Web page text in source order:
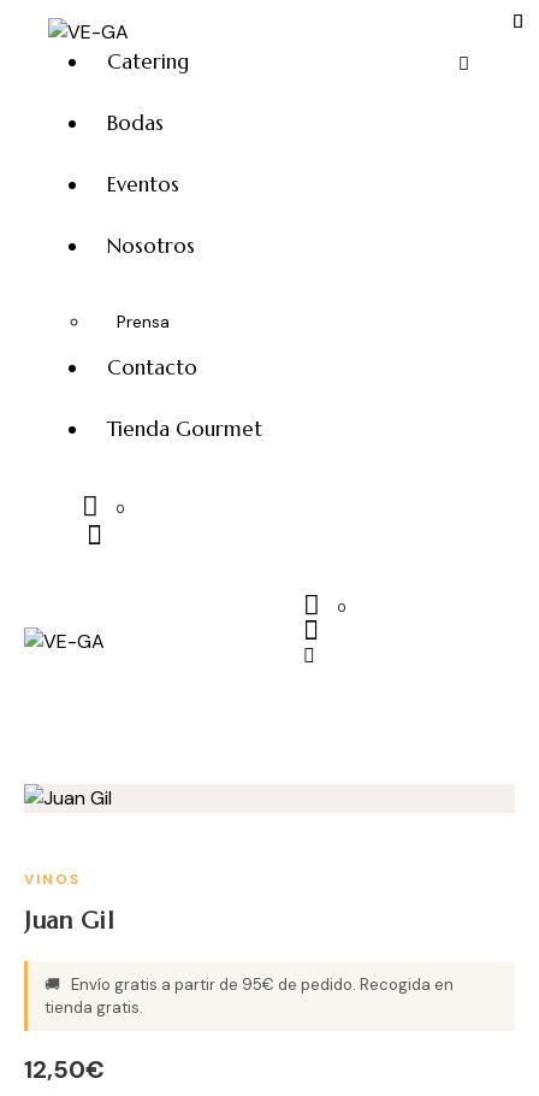
Catering
Bodas
Eventos
Nosotros
Prensa
Contacto
Tienda Gourmet
0
0
VINOS
Juan Gil
🚚 Envío gratis a partir de 95€ de pedido. Recogida en
tienda gratis.
12,50€